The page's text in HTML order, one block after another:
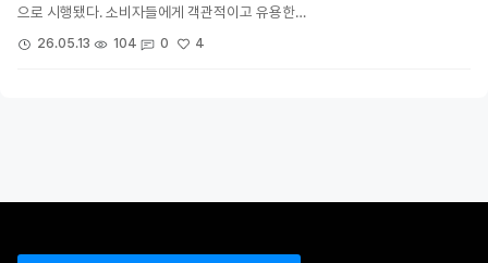
으로 시행됐다. 소비자들에게 객관적이고 유용한…
26.05.13 104 0 4